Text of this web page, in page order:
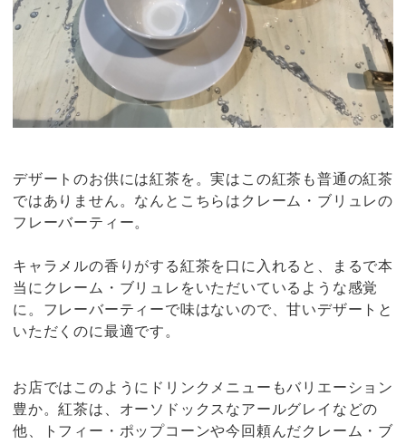
デザートのお供には紅茶を。実はこの紅茶も普通の紅茶
ではありません。なんとこちらはクレーム・ブリュレの
フレーバーティー。
キャラメルの香りがする紅茶を口に入れると、まるで本
当にクレーム・ブリュレをいただいているような感覚
に。フレーバーティーで味はないので、甘いデザートと
いただくのに最適です。
お店ではこのようにドリンクメニューもバリエーション
豊か。紅茶は、オーソドックスなアールグレイなどの
他、トフィー・ポップコーンや今回頼んだクレーム・ブ